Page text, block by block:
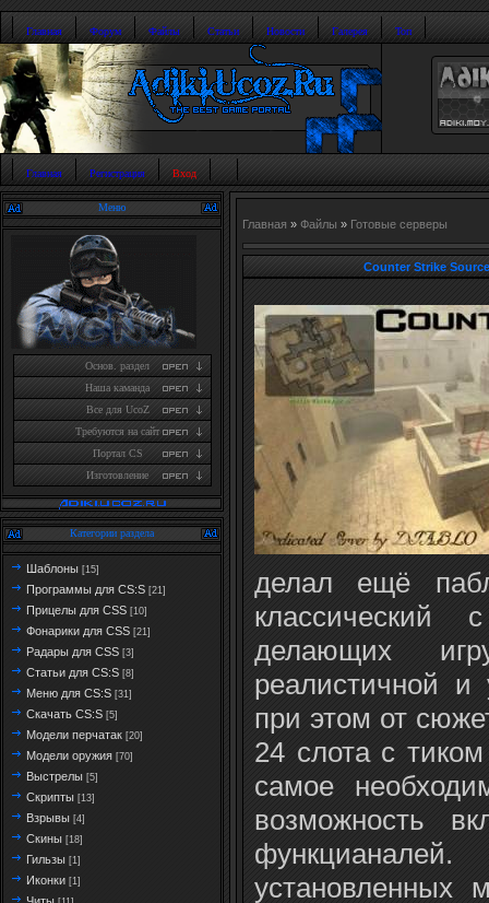
Главная Форум Файлы Статьи Новости Галерея Топ
Главная Регистрация Вход
Меню
Основ. раздел
Наша каманда
Все для UcoZ
Требуются на сайт
Портал CS
Изготовление
Категории раздела
Шаблоны [15]
Программы для CS:S [21]
Прицелы для CSS [10]
Фонарики для CSS [21]
Радары для CSS [3]
Статьи для CS:S [8]
Меню для CS:S [31]
Скачать CS:S [5]
Модели перчатак [20]
Модели оружия [70]
Выстрелы [5]
Скрипты [13]
Взрывы [4]
Скины [18]
Гильзы [1]
Иконки [1]
Главная » Файлы » Готовые серверы
Counter Strike
делал ещё
классический
делающих
реалистичной и
при этом от
24 слота с
самое
возможность
установленных